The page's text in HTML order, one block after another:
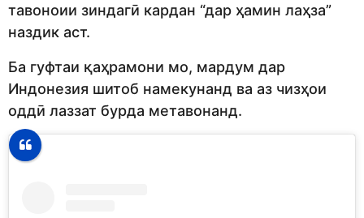
тавоноии зиндагӣ кардан “дар ҳамин лаҳза”
наздик аст.
Ба гуфтаи қаҳрамони мо, мардум дар
Индонезия шитоб намекунанд ва аз чизҳои
оддӣ лаззат бурда метавонанд.